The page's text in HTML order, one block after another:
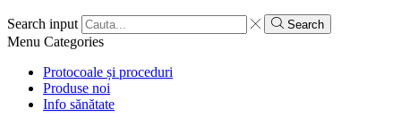
Search input Search
Menu Categories
Protocoale și proceduri
Produse noi
Info sănătate